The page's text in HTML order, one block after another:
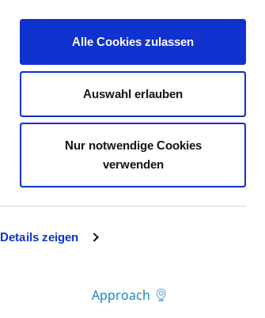
Details zeigen
Alle Cookies zulassen
Auswahl erlauben
Nur notwendige Cookies
verwenden
CONTACT YOUR OPINION
Approach